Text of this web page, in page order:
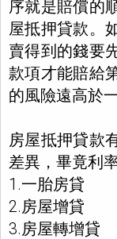
序就是賠償的
屋抵押貸款。
賣得到的錢要
款項才能賠給
的風險遠高於
房屋抵押貸款
差異，畢竟利
1.一胎房貸
2.房屋增貸
3.房屋轉增貸